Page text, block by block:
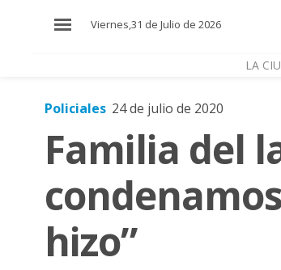
Viernes,31 de Julio de 2026
LA
Zona
Cultura
Policiales 24 de julio de 2020
Familia del
hizo”